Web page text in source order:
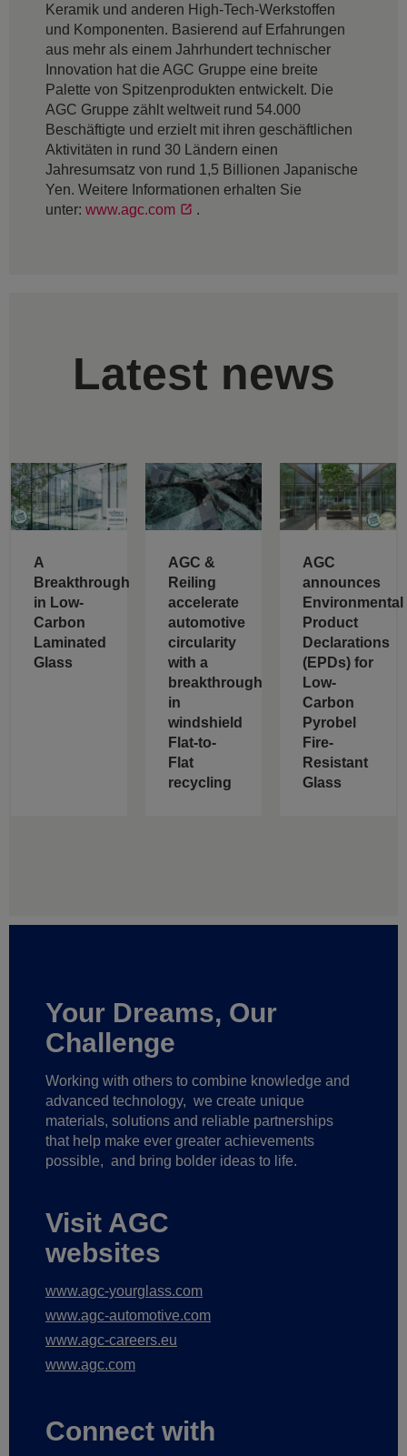
Keramik und anderen High-Tech-Werkstoffen
und Komponenten. Basierend auf Erfahrungen
aus mehr als einem Jahrhundert technischer
Innovation hat die AGC Gruppe eine breite
Palette von Spitzenprodukten entwickelt. Die
AGC Gruppe zählt weltweit rund 54.000
Beschäftigte und erzielt mit ihren geschäftlichen
Aktivitäten in rund 30 Ländern einen
Jahresumsatz von rund 1,5 Billionen Japanische
Yen. Weitere Informationen erhalten Sie
unter: www.agc.com .
Latest news
A
Breakthrough
in Low-
Carbon
Laminated
Glass
AGC &
Reiling
accelerate
automotive
circularity
with a
breakthrough
in
windshield
Flat-to-
Flat
recycling
AGC
announces
Environmental
Product
Declarations
(EPDs) for
Low-
Carbon
Pyrobel
Fire-
Resistant
Glass
Your Dreams, Our
Challenge
Working with others to combine knowledge and
advanced technology, we create unique
materials, solutions and reliable partnerships
that help make ever greater achievements
possible, and bring bolder ideas to life.
Visit AGC
websites
www.agc-yourglass.com
www.agc-automotive.com
www.agc-careers.eu
www.agc.com
Connect with